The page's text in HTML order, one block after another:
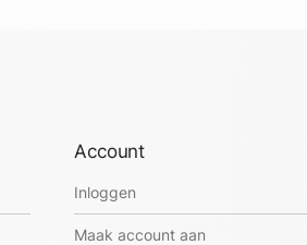
Account
Inloggen
Maak account aan